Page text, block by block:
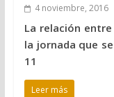
4 noviembre, 2016
La relación
la jornada que
11
Leer más